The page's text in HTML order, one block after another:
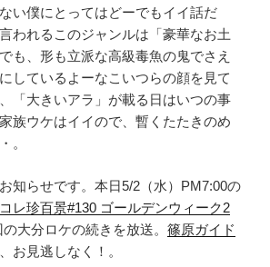
い僕にとってはどーでもイイ話だ
われるこのジャンルは「豪華なお土
も、形も立派な高級毒魚の鬼でさえ
しているよーなこいつらの顔を見て
「大きいアラ」が載る日はいつの事
族ウケはイイので、暫くたたきのめ
。
知らせです。本日5/2（水）PM7:00の
レ珍百景#130 ゴールデンウィーク2
大分ロケの続きを放送。 篠原ガイド
お見逃しなく！。